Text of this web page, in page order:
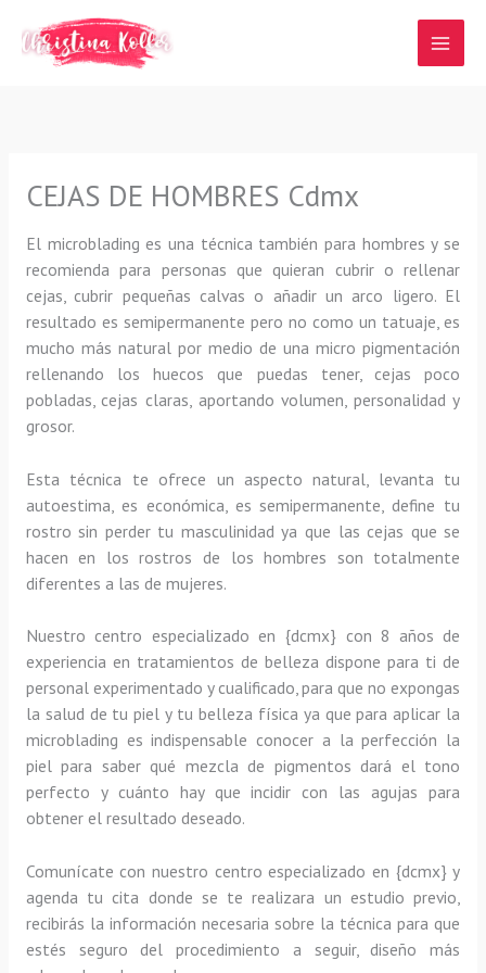
contenido
CEJAS DE HOMBRES Cdmx
El microblading es una técnica también para hombres y se
recomienda para personas que quieran cubrir o rellenar
cejas, cubrir pequeñas calvas o añadir un arco ligero.El
resultado es semipermanente pero no como un tatuaje, es
mucho más natural por medio de una micro pigmentación
rellenando los huecos que puedas tener, cejas poco
pobladas, cejas claras, aportando volumen, personalidad y
grosor.
Esta técnica te ofrece un aspecto natural, levanta tu
autoestima, es económica, es semipermanente, define tu
rostro sin perder tu masculinidad ya que las cejas que se
hacen en los rostros de los hombres son totalmente
diferentes a las de mujeres.
Nuestro centro especializado en {dcmx} con 8 años de
experiencia en tratamientos de belleza dispone para ti de
personal experimentado y cualificado, para que no expongas
la salud de tu piel y tu belleza física ya que para aplicar la
microblading es indispensable conocer a la perfección la
piel para saber qué mezcla de pigmentos dará el tono
perfecto y cuánto hay que incidir con las agujas para
obtener el resultado deseado.
Comunícate con nuestro centro especializado en {dcmx} y
agenda tu cita donde se te realizara un estudio previo,
recibirás la información necesaria sobre la técnica para que
estés seguro del procedimiento a seguir, diseño más